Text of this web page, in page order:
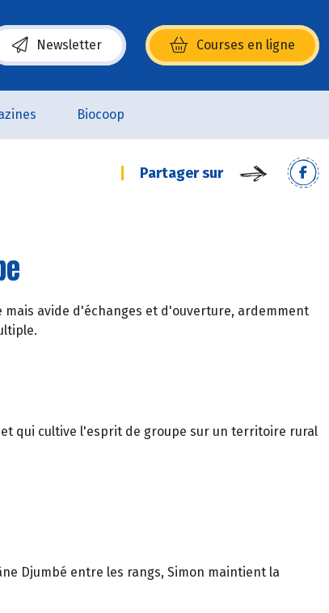
Newsletter Courses en ligne
dans une nouvelle fenêtre)
Biocoop
Partager sur
avide d'échanges et d'ouverture, ardemment
qui cultive l'esprit de groupe sur un territoire rural
Djumbé entre les rangs, Simon maintient la